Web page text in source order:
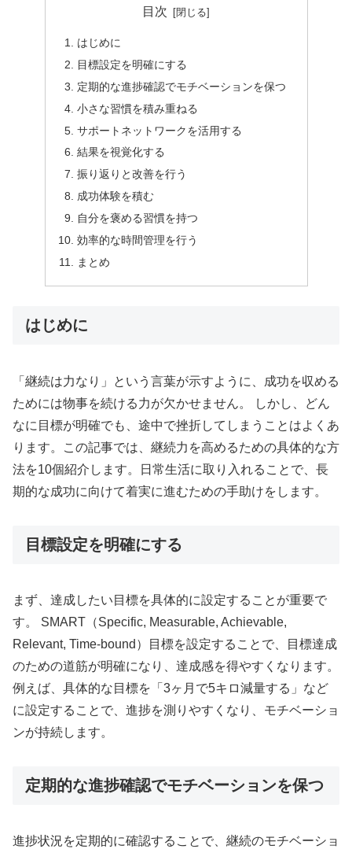
目次
はじめに
目標設定を明確にする
定期的な進捗確認でモチベーションを保つ
小さな習慣を積み重ねる
サポートネットワークを活用する
結果を視覚化する
振り返りと改善を行う
成功体験を積む
自分を褒める習慣を持つ
効率的な時間管理を行う
まとめ
はじめに
「継続は力なり」という言葉が示すように、成功を収める
ためには物事を続ける力が欠かせません。 しかし、どん
なに目標が明確でも、途中で挫折してしまうことはよくあ
ります。この記事では、継続力を高めるための具体的な方
法を10個紹介します。日常生活に取り入れることで、長
期的な成功に向けて着実に進むための手助けをします。
目標設定を明確にする
まず、達成したい目標を具体的に設定することが重要で
す。 SMART（Specific, Measurable, Achievable,
Relevant, Time-bound）目標を設定することで、目標達成
のための道筋が明確になり、達成感を得やすくなります。
例えば、具体的な目標を「3ヶ月で5キロ減量する」など
に設定することで、進捗を測りやすくなり、モチベーショ
ンが持続します。
定期的な進捗確認でモチベーションを保つ
進捗状況を定期的に確認することで、継続のモチベーショ